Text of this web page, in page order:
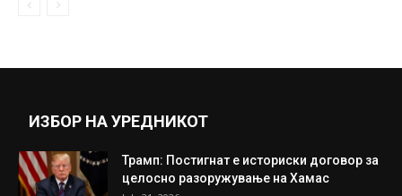
ИЗБОР НА УРЕДНИКОТ
Трамп: Постигнат е историски договор за
целосно разоружување на Хамас